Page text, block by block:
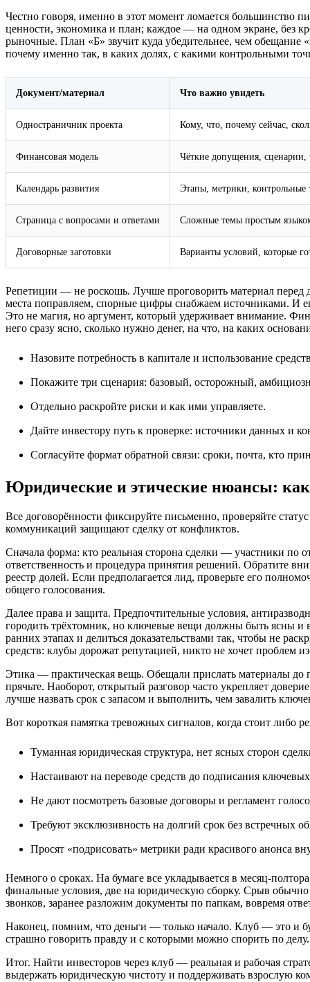
Честно говоря, именно в этот момент ломается большинство
ценности, экономика и план; каждое — на одном экране, без
рыночные. План «Б» звучит куда убедительнее, чем обещание
почему именно так, в каких долях, с какими контрольными
Документ/материал Что важно увидеть
Одностраничник проекта Кому, что, почему сейчас,
Финансовая модель Чёткие допущения, сценарии,
Календарь развития Этапы, метрики, контрольные
Страница с вопросами и ответами Сложные темы простым
Договорные заготовки Варианты условий, которые
Репетиции — не роскошь. Лучше проговорить материал перед
места поправляем, спорные цифры снабжаем источниками. И
Это не магия, но аргумент, который удерживает внимание.
него сразу ясно, сколько нужно денег, на что, на каких
Назовите потребность в капитале и использование
Покажите три сценария: базовый, осторожный,
Отдельно раскройте риски и как ими управляете.
Дайте инвестору путь к проверке: источники данных и
Согласуйте формат обратной связи: сроки, почта, кто
Юридические и этические нюансы:
Все договорённости фиксируйте письменно, проверяйте
коммуникаций защищают сделку от конфликтов.
Сначала форма: кто реальная сторона сделки — участники по
ответственность и процедура принятия решений. Обратите
реестр долей. Если предполагается лид, проверьте его
общего голосования.
Далее права и защита. Предпочтительные условия,
городить трёхтомник, но ключевые вещи должны быть ясны и
ранних этапах и делиться доказательствами так, чтобы не
средств: клубы дорожат репутацией, никто не хочет проблем
Этика — практическая вещь. Обещали прислать материалы
прячьте. Наоборот, открытый разговор часто укрепляет
лучше назвать срок с запасом и выполнить, чем завалить
Вот короткая памятка тревожных сигналов, когда стоит либо
Туманная юридическая структура, нет ясных сторон
Настаивают на переводе средств до подписания
Не дают посмотреть базовые договоры и регламент
Требуют эксклюзивность на долгий срок без встречных
Просят «подрисовать» метрики ради красивого анонса
Немного о сроках. На бумаге все укладывается в
финальные условия, две на юридическую сборку. Срыв обычно
звонков, заранее разложим документы по папкам, вовремя
Наконец, помним, что деньги — только начало. Клуб — это и
страшно говорить правду и с которыми можно спорить по
Итог. Найти инвесторов через клуб — реальная и рабочая
выдержать юридическую чистоту и поддерживать взрослую